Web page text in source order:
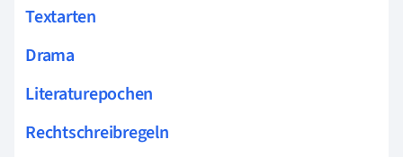
Textarten
Drama
Literaturepochen
Rechtschreibregeln